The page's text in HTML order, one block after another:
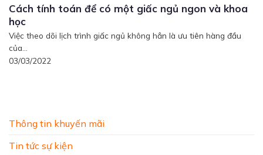
Thông tin khuyến mãi
Tin tức sự kiện
Cách tính toán để có một giấc ngủ ngon và khoa
học
Việc theo dõi lịch trình giấc ngủ không hẳn là ưu tiên hàng đầu
của...
03/03/2022